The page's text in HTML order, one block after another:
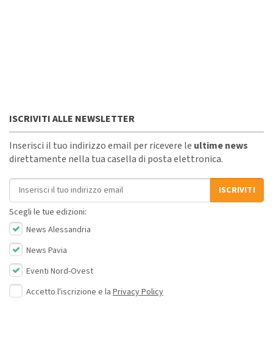
ISCRIVITI ALLE NEWSLETTER
Inserisci il tuo indirizzo email per ricevere le ultime news
direttamente nella tua casella di posta elettronica.
Indirizzo email
ISCRIVITI
Scegli le tue edizioni:
News Alessandria
News Pavia
Eventi Nord-Ovest
Accetto l'iscrizione e la Privacy Policy